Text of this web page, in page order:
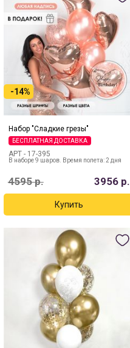
-14%
Набор "Сладкие грезы"
БЕСПЛАТНАЯ ДОСТАВКА
АРТ - 17-395
В наборе 9 шаров. Время полета: 2 дня
4595р. 3956 р.